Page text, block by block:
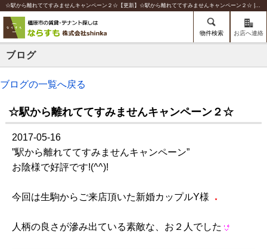
☆駅から離れててすみませんキャンペーン２☆【更新】☆駅から離れててすみませんキャンペーン２☆ | 橿原の賃貸のことならならすも【株式会社shinka】
物件検索 お店へ連絡
ブログ
ブログの一覧へ戻る
☆駅から離れててすみませんキャンペーン２☆
2017-05-16
”駅から離れててすみませんキャンペーン”
お陰様で好評です!(^^)!
今回は生駒からご来店頂いた新婚カップルY様
人柄の良さが滲み出ている素敵な、お２人でした